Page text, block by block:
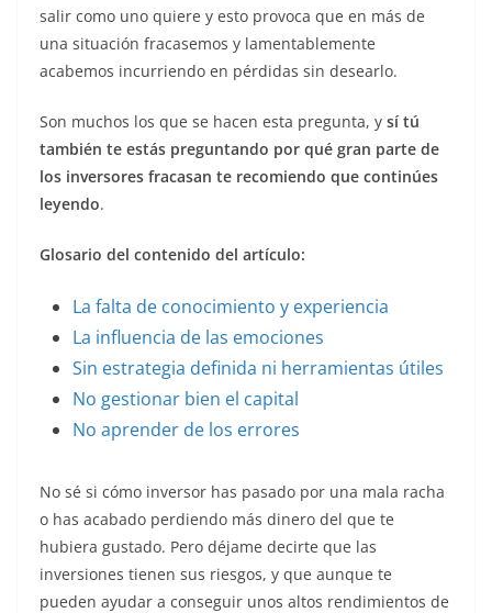
salir como uno quiere y esto provoca que en más de
una situación fracasemos y lamentablemente
acabemos incurriendo en pérdidas sin desearlo.
Son muchos los que se hacen esta pregunta, y sí tú
también te estás preguntando por qué gran parte de
los inversores fracasan te recomiendo que continúes
leyendo.
Glosario del contenido del artículo:
La falta de conocimiento y experiencia
La influencia de las emociones
Sin estrategia definida ni herramientas útiles
No gestionar bien el capital
No aprender de los errores
No sé si cómo inversor has pasado por una mala racha
o has acabado perdiendo más dinero del que te
hubiera gustado. Pero déjame decirte que las
inversiones tienen sus riesgos, y que aunque te
pueden ayudar a conseguir unos altos rendimientos de